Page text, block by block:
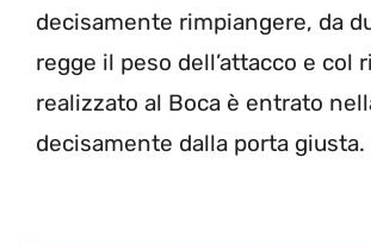
decisamente rimpiangere, da
regge il peso dell’attacco e col
realizzato al Boca è entrato
decisamente dalla porta giusta.